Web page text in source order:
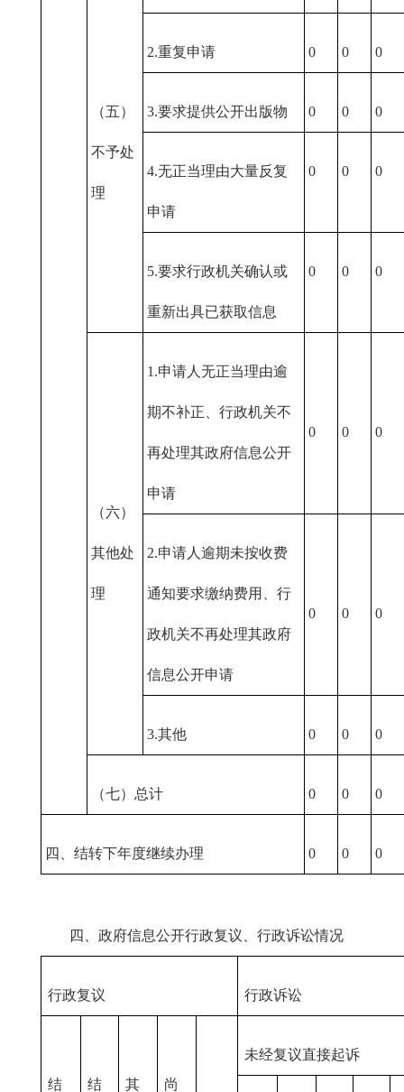
（五）
不予处
理
2.重复申请 0 0 0
3.要求提供公开出版物 0 0 0
4.无正当理由大量反复
申请
0 0 0
5.要求行政机关确认或
重新出具已获取信息
0 0 0
（六）
其他处
理
1.申请人无正当理由逾
期不补正、行政机关不
再处理其政府信息公开
申请
0 0 0
2.申请人逾期未按收费
通知要求缴纳费用、行
政机关不再处理其政府
信息公开申请
0 0 0
3.其他 0 0 0
（七）总计 0 0 0
四、结转下年度继续办理 0 0 0
四、政府信息公开行政复议、行政诉讼情况
行政复议 行政诉讼
结 结 其 尚
未经复议直接起诉